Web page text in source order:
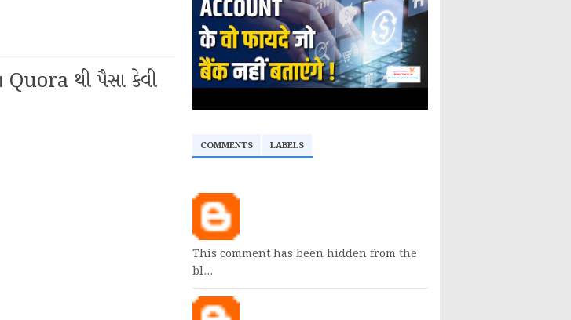
થી પૈસા કેવી
COMMENTS LABELS
This comment has been hidden from the
bl…